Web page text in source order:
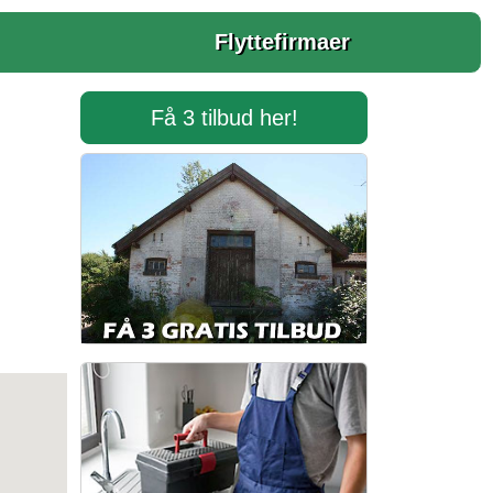
Flyttefirmaer
Få 3 tilbud her!